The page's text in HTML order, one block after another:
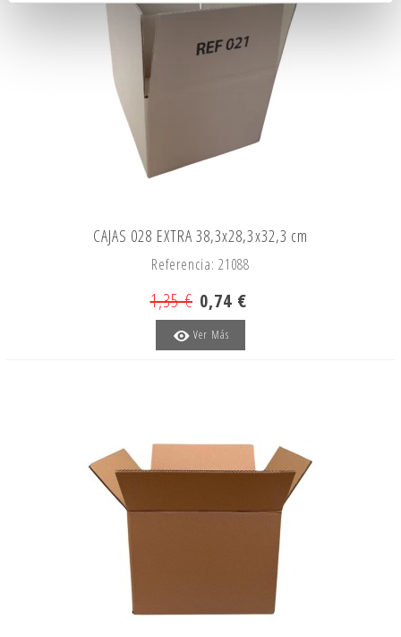
CAJAS 028 EXTRA 38,3x28,3x32,3 cm
Referencia: 21088
1,35 € 0,74 €
Ver Más